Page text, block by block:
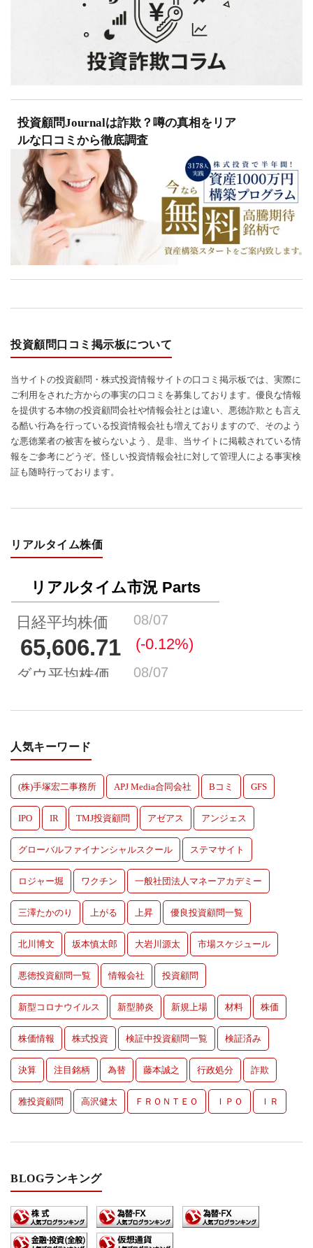
投資顧問Journalは詐欺？噂の真相をリア
ルな口コミから徹底調査
投資顧問口コミ掲示板について
当サイトの投資顧問・株式投資情報サイトの口コミ掲示板では、実際に
ご利用をされた方からの事実の口コミを募集しております。優良な情報
を提供する本物の投資顧問会社や情報会社とは違い、悪徳詐欺とも言え
る酷い行為を行っている投資情報会社も増えておりますので、そのよう
な悪徳業者の被害を被らないよう、是非、当サイトに掲載されている情
報をご参考にどうぞ。怪しい投資情報会社に対して管理人による事実検
証も随時行っております。
リアルタイム株価
人気キーワード
(株)手塚宏二事務所 APJ Media合同会社 Bコミ GFS
IPO IR TMJ投資顧問 アゼアス アンジェス
グローバルファイナンシャルスクール ステマサイト
ロジャー堀 ワクチン 一般社団法人マネーアカデミー
三澤たかのり 上がる 上昇 優良投資顧問一覧
北川博文 坂本慎太郎 大岩川源太 市場スケジュール
悪徳投資顧問一覧 情報会社 投資顧問
新型コロナウイルス 新型肺炎 新規上場 材料 株価
株価情報 株式投資 検証中投資顧問一覧 検証済み
決算 注目銘柄 為替 藤本誠之 行政処分 詐欺
雅投資顧問 高沢健太 ＦＲＯＮＴＥＯ ＩＰＯ ＩＲ
BLOGランキング